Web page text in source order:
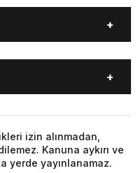
ÖZEL
izin alınmadan,
Kanuna aykırı ve
yerde yayınlanamaz.